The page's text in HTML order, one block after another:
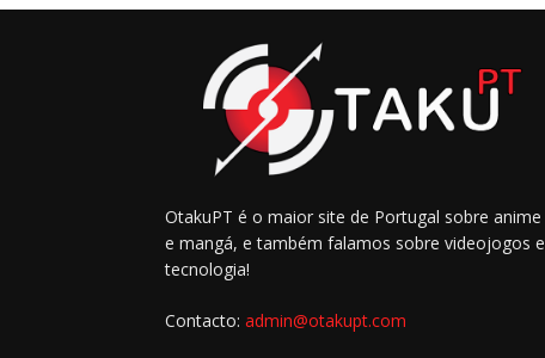
OtakuPT é o maior site de Portugal sobre anime
e mangá, e também falamos sobre videojogos e
tecnologia!
Contacto: admin@otakupt.com